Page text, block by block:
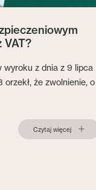
VAT?
wyroku z dnia z 9 lipca
że zwolnienie, o
Czytaj więcej